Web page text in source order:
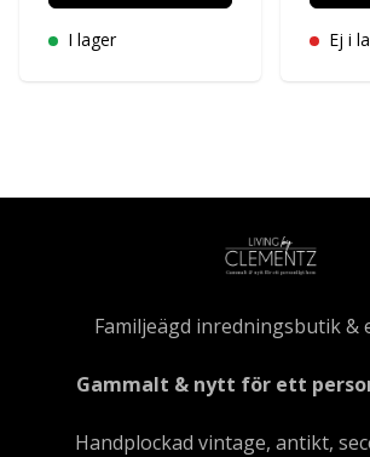
I lager Ej i
Familjeägd inredningsbutik &
Gammalt & nytt för ett
Handplockad vintage, antikt,